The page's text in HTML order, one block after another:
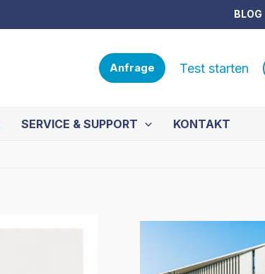
BLOG
Anfrage Test starten
SERVICE & SUPPORT KONTAKT